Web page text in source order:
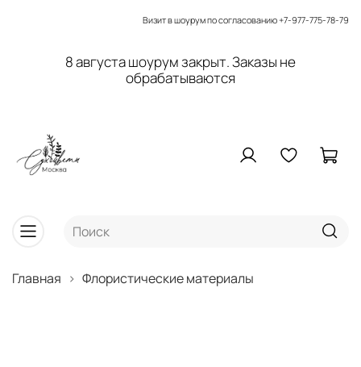
Визит в шоурум по согласованию+7-977-775-78-79
8 августа шоурум закрыт. Заказы не
обрабатываются
Главная Флористические материалы